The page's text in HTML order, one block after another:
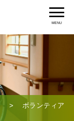
MENU
> ボランティア